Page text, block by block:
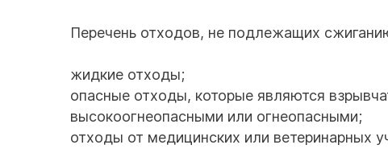
Перечень отходов, не подлежащих
жидкие отходы;
опасные отходы, которые являются
высокоогнеопасными или огнеопасными;
отходы от медицинских или ветеринарных